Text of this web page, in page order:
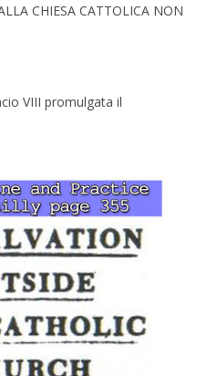
CHIESA CATTOLICA NON
VIII promulgata il